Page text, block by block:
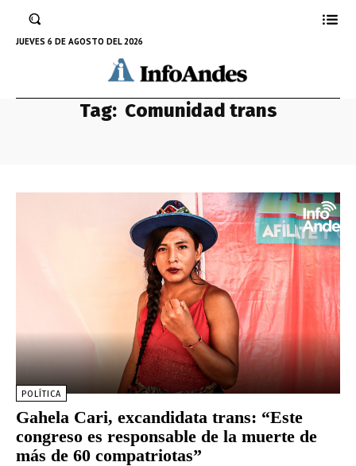
JUEVES 6 DE AGOSTO DEL 2026
Tag: Comunidad trans
POLÍTICA
Gahela Cari, excandidata trans: “Este
congreso es responsable de la muerte de
más de 60 compatriotas”